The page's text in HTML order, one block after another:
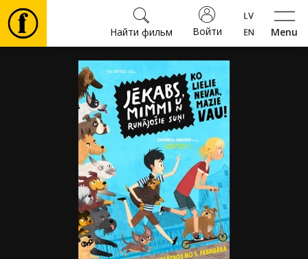
Menu
Войти
Найти фильм
Фильмы
Культура
Мероприятия
Новости